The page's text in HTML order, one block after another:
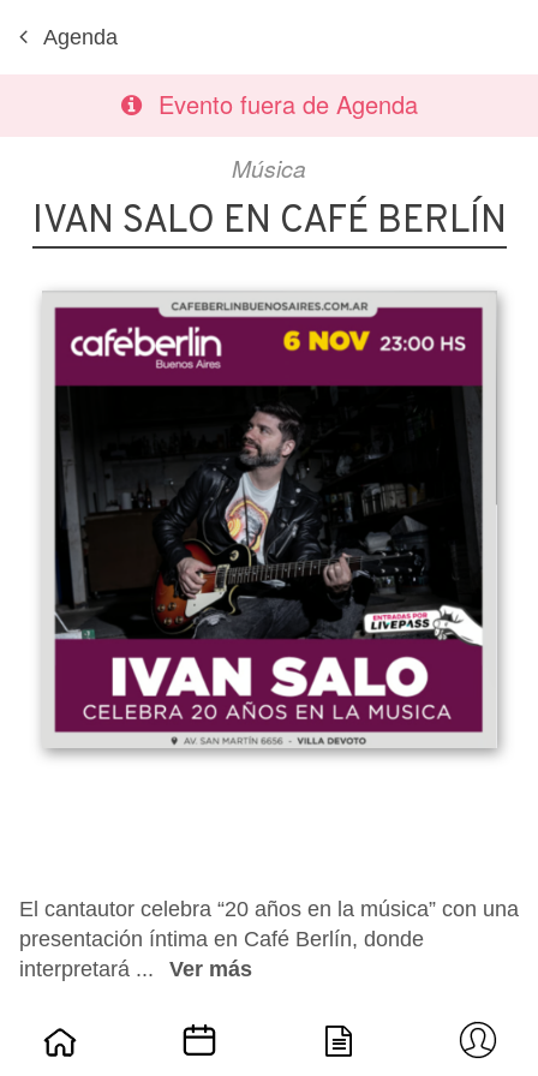
Agenda
Evento fuera de Agenda
Música
IVAN SALO EN CAFÉ BERLÍN
El cantautor celebra “20 años en la música” con una
presentación íntima en Café Berlín, donde
interpretará ...
Ver más